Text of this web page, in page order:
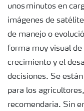
unos minutos en
imágenes de
de manejo o
forma muy visual
crecimiento y el
decisiones. Se
para los
recomendaría. Sin